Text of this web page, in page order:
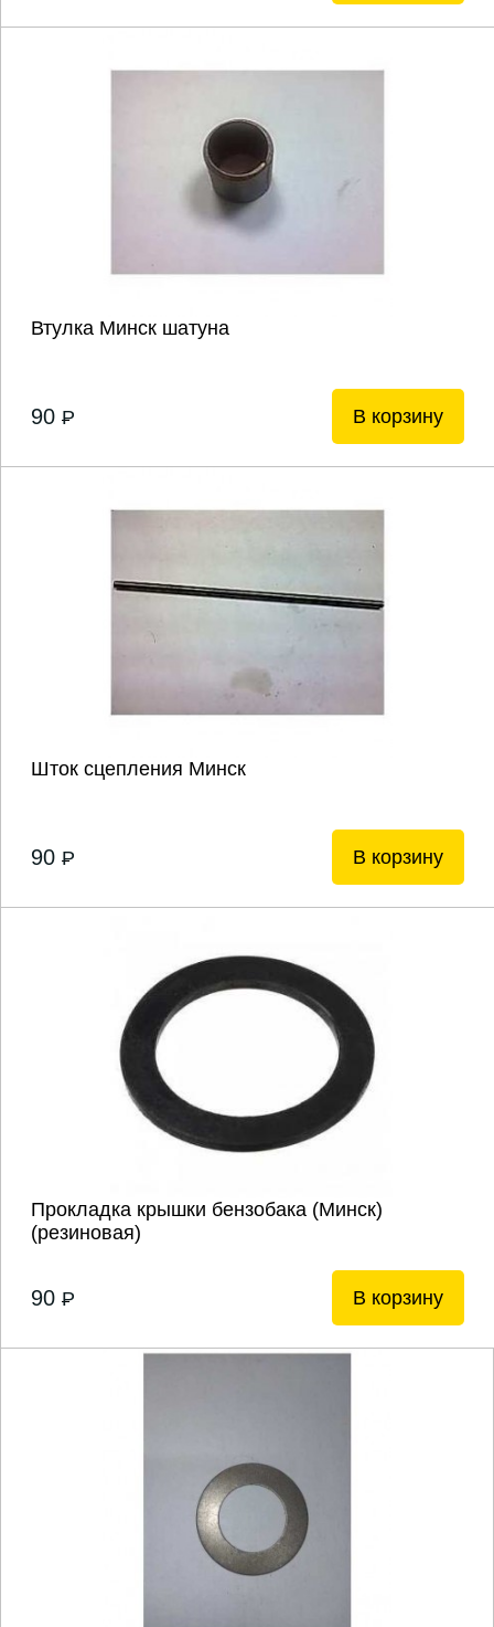
Втулка Минск шатуна
90 P В корзину
Шток сцепления Минск
90 P В корзину
Прокладка крышки бензобака (Минск)
(резиновая)
90 P В корзину